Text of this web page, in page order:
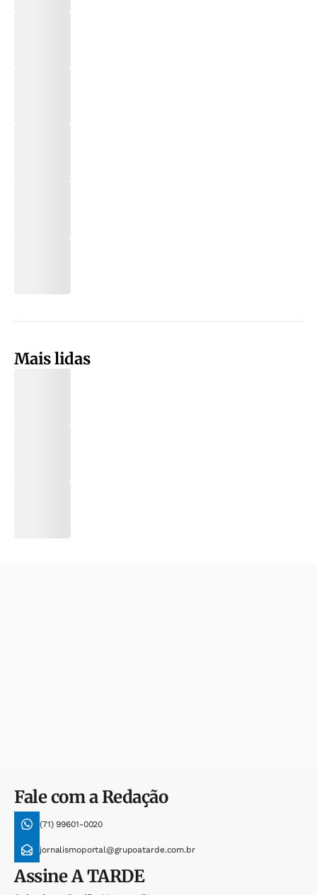
Mais lidas
Fale com a Redação
(71) 99601-0020
jornalismoportal@grupoatarde.com.br
AssineA TARDE